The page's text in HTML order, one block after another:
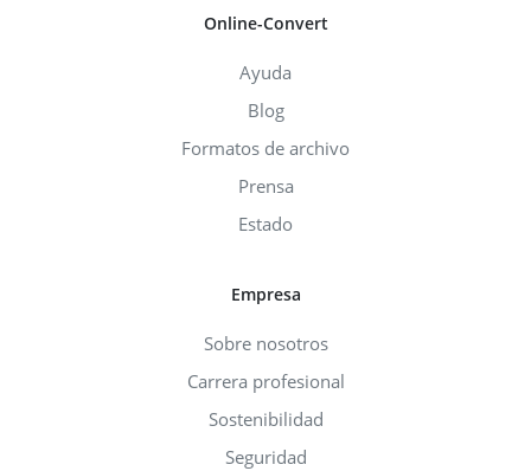
Online-Convert
Ayuda
Blog
Formatos de archivo
Prensa
Estado
Empresa
Sobre nosotros
Carrera profesional
Sostenibilidad
Seguridad